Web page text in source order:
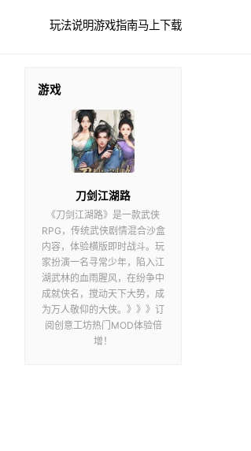
玩法说明游戏指南马上下载
游戏
刀剑江湖路
《刀剑江湖路》是一款武侠
RPG，传统武侠剧情混合沙盒
内容，体验横版即时战斗。玩
家扮演一名寻常少年，陷入江
湖武林的血雨腥风，在纷争中
成就侠名，搅动天下大势，成
为万人敬仰的大侠。》》》订
阅创意工坊热门MOD体验倍
增！